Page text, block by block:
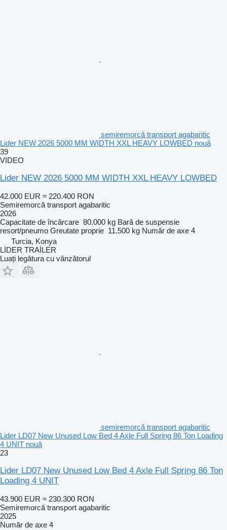
semiremorcă transport agabaritic
Lider NEW 2026 5000 MM WIDTH XXL HEAVY LOWBED nouă
39
VIDEO
Lider NEW 2026 5000 MM WIDTH XXL HEAVY LOWBED
42.000 EUR ≈ 220.400 RON
Semiremorcă transport agabaritic
2026
Capacitate de încărcare 80.000 kg Bară de suspensie
resort/pneumo Greutate proprie 11.500 kg Număr de axe 4
Turcia, Konya
LİDER TRAİLER
Luați legătura cu vânzătorul
semiremorcă transport agabaritic
Lider LD07 New Unused Low Bed 4 Axle Full Spring 86 Ton Loading
4 UNIT nouă
23
Lider LD07 New Unused Low Bed 4 Axle Full Spring 86 Ton
Loading 4 UNIT
43.900 EUR ≈ 230.300 RON
Semiremorcă transport agabaritic
2025
Număr de axe 4